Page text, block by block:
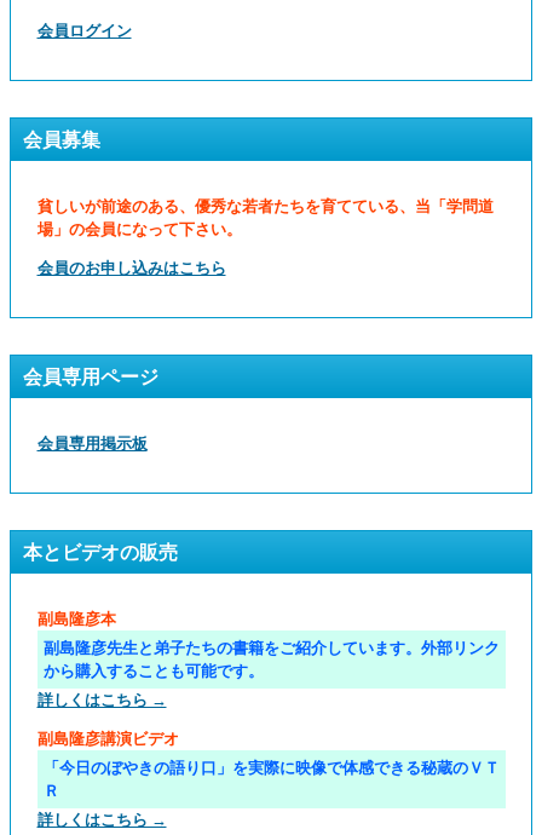
会員ログイン
会員募集
貧しいが前途のある、優秀な若者たちを育てている、当「学問道
場」の会員になって下さい。
会員のお申し込みはこちら
会員専用ページ
会員専用掲示板
本とビデオの販売
副島隆彦本
副島隆彦先生と弟子たちの書籍をご紹介しています。外部リンク
から購入することも可能です。
詳しくはこちら →
副島隆彦講演ビデオ
「今日のぼやきの語り口」を実際に映像で体感できる秘蔵のＶＴ
Ｒ
詳しくはこちら →